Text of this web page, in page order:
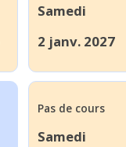
Samedi
2 janv. 2027
Pas de cours
Samedi